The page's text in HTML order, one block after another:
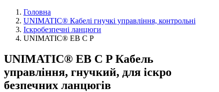
Головна
UNIMATIC® Кабелі гнучкі управління, контрольні
Іскробезпечні ланцюги
UNIMATIC® EB C P
UNIMATIC® EB C P Кабель
управління, гнучкий, для іскро
безпечних ланцюгів